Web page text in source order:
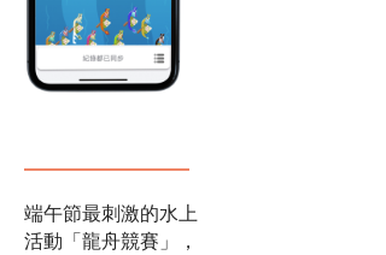
端午節最刺激的水上
活動「龍舟競賽」，